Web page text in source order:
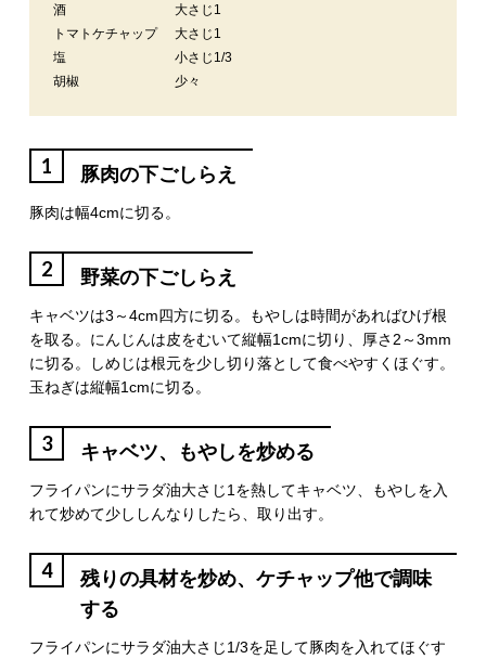
酒
大さじ1
トマトケチャップ
大さじ1
塩
小さじ1/3
胡椒
少々
1 豚肉の下ごしらえ
豚肉は幅4cmに切る。
2 野菜の下ごしらえ
キャベツは3～4cm四方に切る。もやしは時間があればひげ根
を取る。にんじんは皮をむいて縦幅1cmに切り、厚さ2～3mm
に切る。しめじは根元を少し切り落として食べやすくほぐす。
玉ねぎは縦幅1cmに切る。
3 キャベツ、もやしを炒める
フライパンにサラダ油大さじ1を熱してキャベツ、もやしを入
れて炒めて少ししんなりしたら、取り出す。
4
残りの具材を炒め、ケチャップ他で調味
する
フライパンにサラダ油大さじ1/3を足して豚肉を入れてほぐす